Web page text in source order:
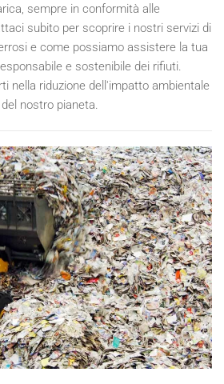
sempre in conformità alle
subito per scoprire i nostri servizi di
e come possiamo assistere la tua
e sostenibile dei rifiuti.
nella riduzione dell'impatto ambientale
nostro pianeta.